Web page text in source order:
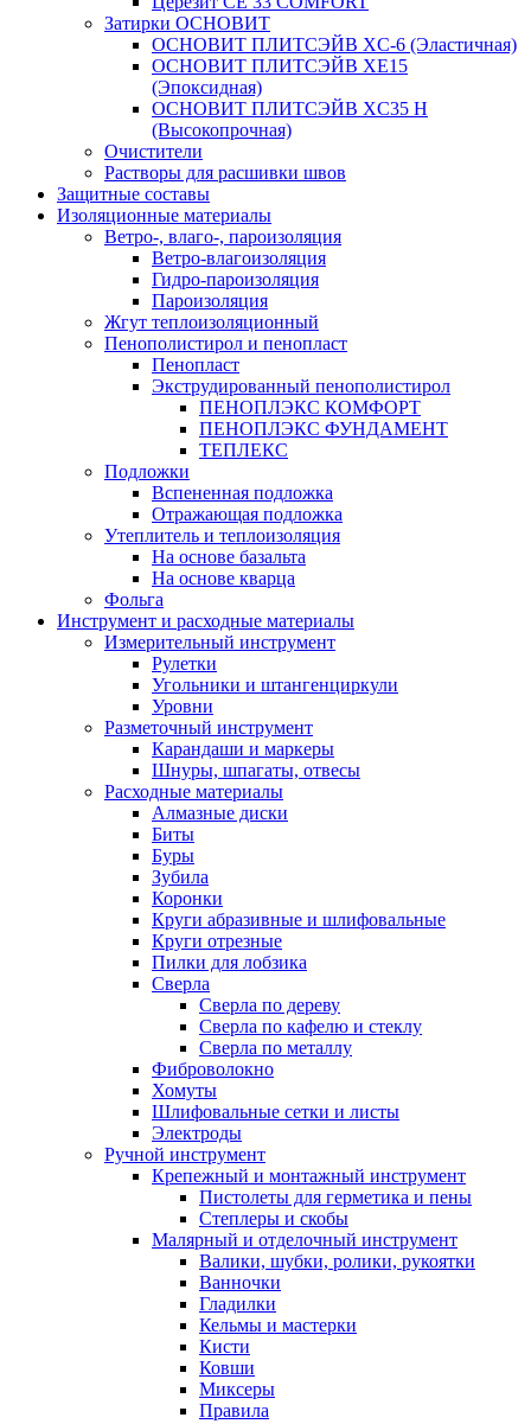
Затирки ОСНОВИТ
ОСНОВИТ ПЛИТСЭЙВ XC-6 (Эластичная)
ОСНОВИТ ПЛИТСЭЙВ XЕ15
(Эпоксидная)
ОСНОВИТ ПЛИТСЭЙВ XС35 Н
(Высокопрочная)
Очистители
Растворы для расшивки швов
Защитные составы
Изоляционные материалы
Ветро-, влаго-, пароизоляция
Ветро-влагоизоляция
Гидро-пароизоляция
Пароизоляция
Жгут теплоизоляционный
Пенополистирол и пенопласт
Пенопласт
Экструдированный пенополистирол
ПЕНОПЛЭКС КОМФОРТ
ПЕНОПЛЭКС ФУНДАМЕНТ
ТЕПЛЕКС
Подложки
Вспененная подложка
Отражающая подложка
Утеплитель и теплоизоляция
На основе базальта
На основе кварца
Фольга
Инструмент и расходные материалы
Измерительный инструмент
Рулетки
Угольники и штангенциркули
Уровни
Разметочный инструмент
Карандаши и маркеры
Шнуры, шпагаты, отвесы
Расходные материалы
Алмазные диски
Биты
Буры
Зубила
Коронки
Круги абразивные и шлифовальные
Круги отрезные
Пилки для лобзика
Сверла
Сверла по дереву
Сверла по кафелю и стеклу
Сверла по металлу
Фиброволокно
Хомуты
Шлифовальные сетки и листы
Электроды
Ручной инструмент
Крепежный и монтажный инструмент
Пистолеты для герметика и пены
Степлеры и скобы
Малярный и отделочный инструмент
Валики, шубки, ролики, рукоятки
Ванночки
Гладилки
Кельмы и мастерки
Кисти
Ковши
Миксеры
Правила